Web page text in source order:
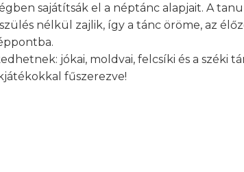
sajátítsák el a néptánc alapjait. A
nélkül zajlik, így a tánc öröme, az
jókai, moldvai, felcsíki és a széki
fűszerezve!